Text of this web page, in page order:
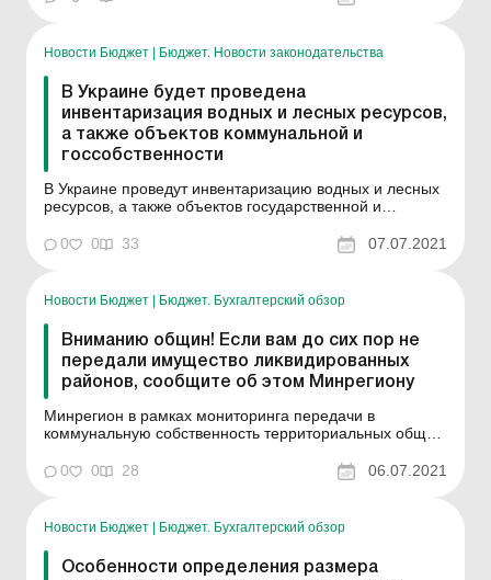
общин принадлежат поступления от арендной платы
имуществ...
Новости Бюджет | Бюджет. Новости законодательства
В Украине будет проведена
инвентаризация водных и лесных ресурсов,
а также объектов коммунальной и
госсобственности
В Украине проведут инвентаризацию водных и лесных
ресурсов, а также объектов государственной и
территории теробщин. Согласно информации от
Миндовкилля, Госводагентства и Гослесагентства по
лесничеств и тер...
0 0 33 07.07.2021
Новости Бюджет Бюджет. Бухгалтерский обзор
Вниманию общин! Если вам до сих пор не
передали имущество ликвидированных
районов, сообщите об этом Минрегиону
Минрегион в рамках мониторинга передачи в
коммунальную собственность территориальных общин
собственности территориальных громад района,
проводит сбор данных по проблемным вопросам,
объектов. Каждая община, где в...
0 0 28 06.07.2021
Новости Бюджет Бюджет. Бухгалтерский обзор
Особенности определения размера